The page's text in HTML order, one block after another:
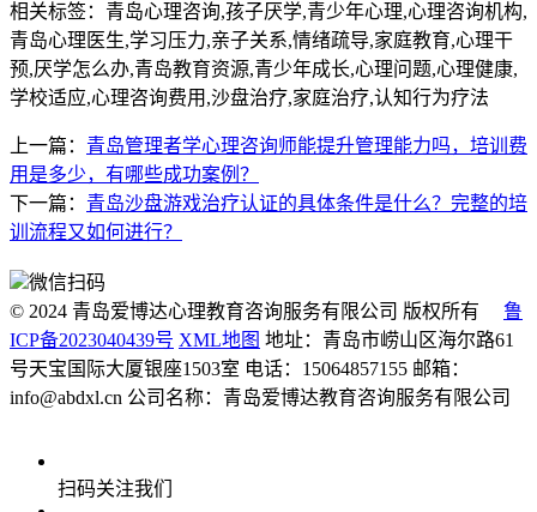
相关标签：青岛心理咨询,孩子厌学,青少年心理,心理咨询机构,
青岛心理医生,学习压力,亲子关系,情绪疏导,家庭教育,心理干
预,厌学怎么办,青岛教育资源,青少年成长,心理问题,心理健康,
学校适应,心理咨询费用,沙盘治疗,家庭治疗,认知行为疗法
上一篇： 青岛管理者学心理咨询师能提升管理能力吗，培训费
用是多少，有哪些成功案例？
下一篇： 青岛沙盘游戏治疗认证的具体条件是什么？完整的培
训流程又如何进行？
微信扫码
© 2024 青岛爱博达心理教育咨询服务有限公司 版权所有
鲁
ICP备2023040439号 XML地图 地址：青岛市崂山区海尔路61
号天宝国际大厦银座1503室 电话：15064857155 邮箱：
info@abdxl.cn 公司名称：青岛爱博达教育咨询服务有限公司
扫码关注我们